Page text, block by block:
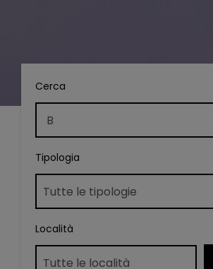
Cerca
Tipologia
Località